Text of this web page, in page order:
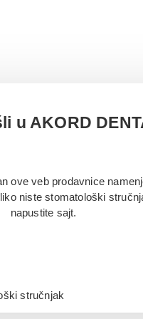
u AKORD
ove veb prodavnice
niste stomatološki
napustite sajt.
stručnjak